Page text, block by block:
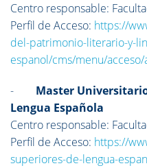
Centro responsable:
Perfil de Acceso: https://
del-patrimonio-literario-y-
espanol/cms/menu/
- Master
Lengua Española
Centro responsable:
Perfil de Acceso: https://
superiores-de-lengua-